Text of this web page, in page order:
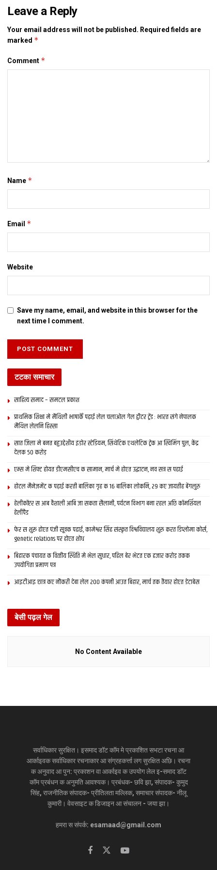
Leave a Reply
Your email address will not be published. Required fields are
marked *
Comment *
Name *
Email *
Website
Save my name, email, and website in this browser for the
next time I comment.
टटका समाचार
साहित्य समाद – समटल प्रकाश
प्राथमिक शि‍क्षा मे मैथि‍ली भाषाकेँ पढ़ाई लेल चलाओल गेल ट्वीटर ट्रेंड : भारत संगे नेपालक
मैथिल लेलनि हिस्सा
सात जिला मे बनत बहुउद्देशीय इंडोर स्‍टेडि‍यम, सिंथेटिक एथलेटिक ट्रेक आ स्विमिंग पुल, केंद्र
देलक 50 करोड़
एम्स मे शिफ्ट होयत डीएमसीएच क सामान, मार्च मे होएत उद्घाटन, नव सत्र स पढाई
होटल मैनेजमेंट क पढ़ाई करती बालिका गृह क 16 बालिका लोकनि, 29 कए जायतीह बेंगलुरु
हेलीकॉप्टर स आब वैशाली आबि जा सकता सैलानी, पर्यटन विभाग बना रहल अछि कॉमर्शियल
हेलीपैड
फेर स शुरू होएत पंजी सूत्रक पढाई, कामेश्वर सिंह संस्कृत विश्वविद्यालय शुरू करत डिप्लोमा कोर्स,
genetic relations पर होएत शोध
बिहारक पंचायत क वित्‍तीय स्थिति मे भेल सुधार, पहिल बेर भेटत एक हजार करोड़ तकक
उपयोगिता प्रमाण पत्र
आइटीआइ छात्र कए नौकरी देबा लेल 200 कंपनी आउत बिहार, मार्च तक तैयार होएत डेटाबेस
बेसी पढ़ल गेल
No Content Available
सर्वाधिकार सुरक्षित। इसमाद डॉट कॉम मे प्रकाशित सभटा रचना आ
आर्काइवक सर्वाधिकार रचनाकार आ संग्रहकर्त्ता लग सुरक्षित अछि। रचना
क अनुवाद आ पुन: प्रकाशन वा आर्काइव क उपयोग लेल इ-समाद डॉट
कॉम प्रबंधन क अनुमति आवश्यक। प्रबंधक- छवि झा, संपादक- कुमुद
सिंह, राजनीतिक संपादक- प्रीतिलता मल्लिक, समाचार संपादक- नीलू
कुमारी। वेवसाइट क डिजाइन आ संचालन - जया झा।
हमरा स संपर्क: esamaad@gmail.com